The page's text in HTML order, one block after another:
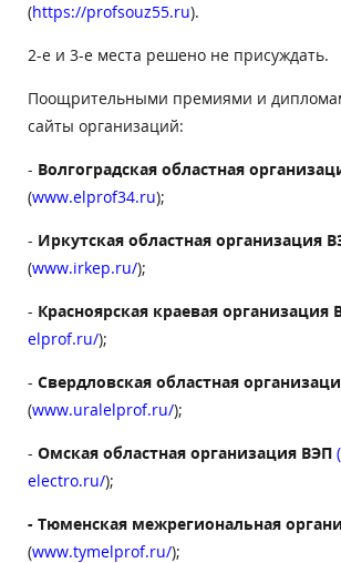
(https://profsouz55.ru).
2-е и 3-е места решено не присуждать.
Поощрительными премиями и
сайты организаций:
- Волгоградская областная
(www.elprof34.ru);
- Иркутская областная организация
(www.irkep.ru/);
- Красноярская краевая организация
elprof.ru/);
- Свердловская областная
(www.uralelprof.ru/);
- Омская областная организация ВЭП (
electro.ru/);
- Тюменская межрегиональная
(www.tymelprof.ru/);